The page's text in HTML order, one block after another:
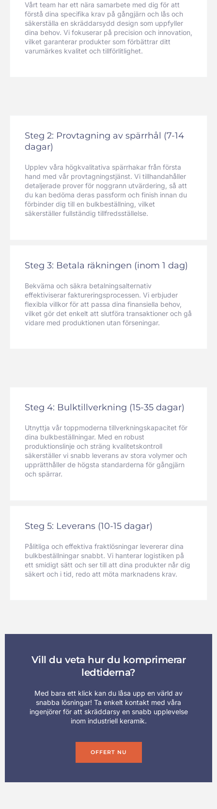
Vårt team har ett nära samarbete med dig för att
förstå dina specifika krav på gångjärn och lås och
säkerställa en skräddarsydd design som uppfyller
dina behov. Vi fokuserar på precision och innovation,
vilket garanterar produkter som förbättrar ditt
varumärkes kvalitet och tillförlitlighet.
Steg 2: Provtagning av spärrhål (7-14
dagar)
Upplev våra högkvalitativa spärrhakar från första
hand med vår provtagningstjänst. Vi tillhandahåller
detaljerade prover för noggrann utvärdering, så att
du kan bedöma deras passform och finish innan du
förbinder dig till en bulkbeställning, vilket
säkerställer fullständig tillfredsställelse.
Steg 3: Betala räkningen (inom 1 dag)
Bekväma och säkra betalningsalternativ
effektiviserar faktureringsprocessen. Vi erbjuder
flexibla villkor för att passa dina finansiella behov,
vilket gör det enkelt att slutföra transaktioner och gå
vidare med produktionen utan förseningar.
Steg 4: Bulktillverkning (15-35 dagar)
Utnyttja vår toppmoderna tillverkningskapacitet för
dina bulkbeställningar. Med en robust
produktionslinje och sträng kvalitetskontroll
säkerställer vi snabb leverans av stora volymer och
upprätthåller de högsta standarderna för gångjärn
och spärrar.
Steg 5: Leverans (10-15 dagar)
Pålitliga och effektiva fraktlösningar levererar dina
bulkbeställningar snabbt. Vi hanterar logistiken på
ett smidigt sätt och ser till att dina produkter når dig
säkert och i tid, redo att möta marknadens krav.
Vill du veta hur du komprimerar
ledtiderna?
Med bara ett klick kan du låsa upp en värld av
snabba lösningar! Ta enkelt kontakt med våra
ingenjörer för att skräddarsy en snabb upplevelse
inom industriell keramik.
OFFERT NU